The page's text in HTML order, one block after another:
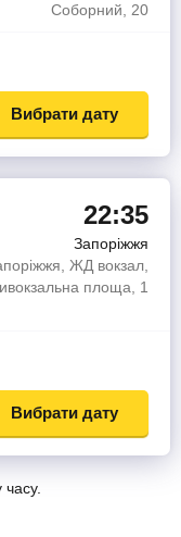
Соборний, 20
Вибрати дату
22:35
Запоріжжя
ЖД вокзал,
площа, 1
Вибрати дату